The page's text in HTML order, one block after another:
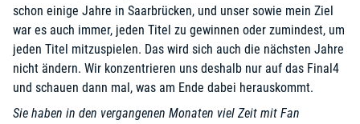
schon einige Jahre in Saarbrücken, und unser sowie mein Ziel
war es auch immer, jeden Titel zu gewinnen oder zumindest, um
jeden Titel mitzuspielen. Das wird sich auch die nächsten Jahre
nicht ändern. Wir konzentrieren uns deshalb nur auf das Final4
und schauen dann mal, was am Ende dabei herauskommt.
Sie haben in den vergangenen Monaten viel Zeit mit Fan